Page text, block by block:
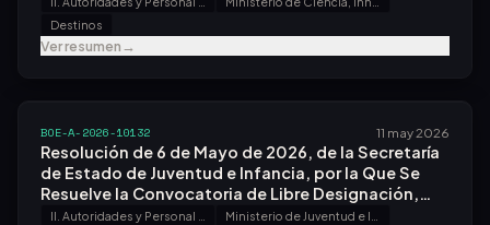
Efectuada por Resolución de 11 de Marzo de 2026.
Destinos
Ver resumen→
BOE-A-2026-10132 11 may 2026
Resolución de 6 de Mayo de 2026, de la Secretaría
de Estado de Juventud e Infancia, por la Que Se
Resuelve la Convocatoria de Libre Designación,
Efectuada por Resolución de 6 de Abril de 2026.